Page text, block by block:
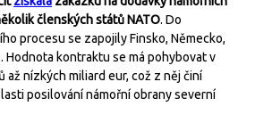
členských států NATO. Do
procesu se zapojily Finsko, Německo,
Hodnota kontraktu se má pohybovat v
až nízkých miliard eur, což z něj činí
posilování námořní obrany severní